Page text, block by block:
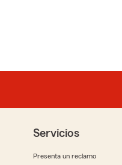
Servicios
Presenta un reclamo